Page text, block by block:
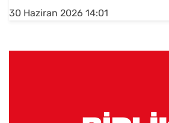
30 Haziran 2026 14:01